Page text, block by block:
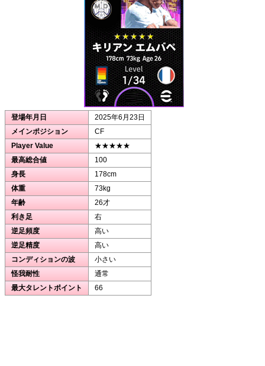
登場年月日
2025年6月23日
メインポジション
CF
Player Value
★★★★★
最高総合値
100
身長
178cm
体重
73kg
年齢
26才
利き足
右
逆足頻度
高い
逆足精度
高い
コンディションの波
小さい
怪我耐性
通常
最大タレントポイント
66